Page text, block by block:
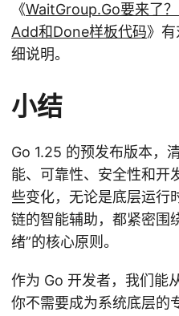
《WaitGroup.Go要来了
Add和Done样板代码》
细说明。
小结
Go 1.25 的预发布版本，
能、可靠性、安全性和开
些变化，无论是底层运行
链的智能辅助，都紧密围
绪”的核心原则。
作为 Go 开发者，我们能
你不需要成为系统底层的